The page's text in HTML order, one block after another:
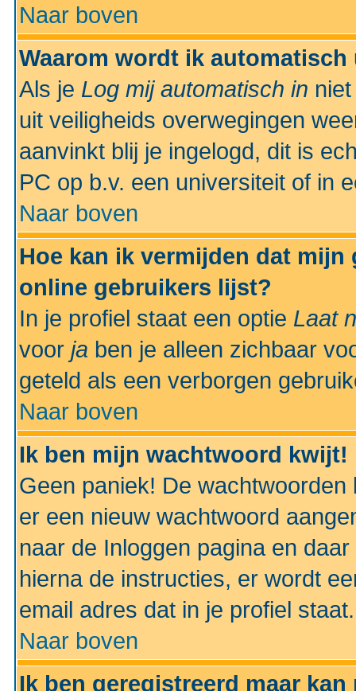
Naar boven
Waarom wordt ik
Als je Log mij automatisch in
uit veiligheids overwegingen
aanvinkt blij je ingelogd, dit is
PC op b.v. een universiteit of in
Naar boven
Hoe kan ik vermijden dat
online gebruikers lijst?
In je profiel staat een optie Laat
voor ja ben je alleen zichbaar
geteld als een verborgen
Naar boven
Ik ben mijn wachtwoord kwijt!
Geen paniek! De
er een nieuw wachtwoord
naar de Inloggen pagina en
hierna de instructies, er wordt
email adres dat in je profiel staat.
Naar boven
Ik ben geregistreerd maar